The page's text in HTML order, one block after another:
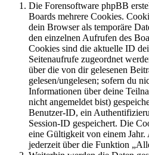
Die Forensoftware phpBB
Boards mehrere Cookies.
dein Browser als temporäre
den einzelnen Aufrufen des
Cookies sind die aktuelle ID
Seitenaufrufe zugeordnet
über die von dir gelesenen
gelesen/ungelesen; sofern du
Informationen über deine
nicht angemeldet bist)
Benutzer-ID, ein
Session-ID gespeichert. Die
eine Gültigkeit von einem
jederzeit über die Funktion